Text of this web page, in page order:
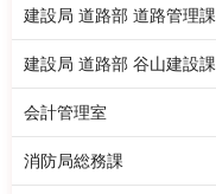
建設局 道路部 道路管理課
建設局 道路部 谷山建設課
会計管理室
消防局総務課